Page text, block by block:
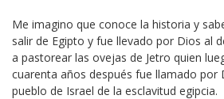
Me imagino que conoce la historia y
salir de Egipto y fue llevado por Dios al
a pastorear las ovejas de Jetro quien
cuarenta años después fue llamado por
pueblo de Israel de la esclavitud egipcia.